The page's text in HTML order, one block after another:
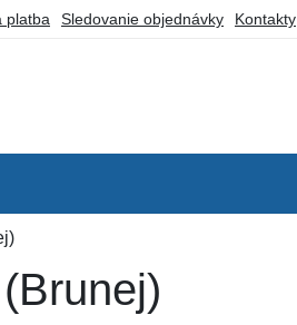
platba Sledovanie objednávky Kontakty